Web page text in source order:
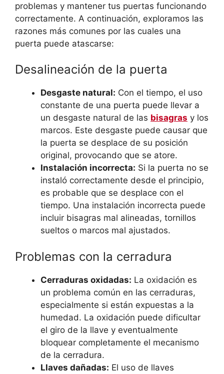
problemas y mantener tus puertas funcionando
correctamente. A continuación, exploramos las
razones más comunes por las cuales una
puerta puede atascarse:
Desalineación de la puerta
Desgaste natural: Con el tiempo, el uso
constante de una puerta puede llevar a
un desgaste natural de las bisagras y los
marcos. Este desgaste puede causar que
la puerta se desplace de su posición
original, provocando que se atore.
Instalación incorrecta: Si la puerta no se
instaló correctamente desde el principio,
es probable que se desplace con el
tiempo. Una instalación incorrecta puede
incluir bisagras mal alineadas, tornillos
sueltos o marcos mal ajustados.
Problemas con la cerradura
Cerraduras oxidadas: La oxidación es
un problema común en las cerraduras,
especialmente si están expuestas a la
humedad. La oxidación puede dificultar
el giro de la llave y eventualmente
bloquear completamente el mecanismo
de la cerradura.
Llaves dañadas: El uso de llaves